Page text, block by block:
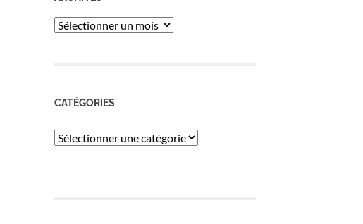
ARCHIVES
CATÉGORIES
Catégories